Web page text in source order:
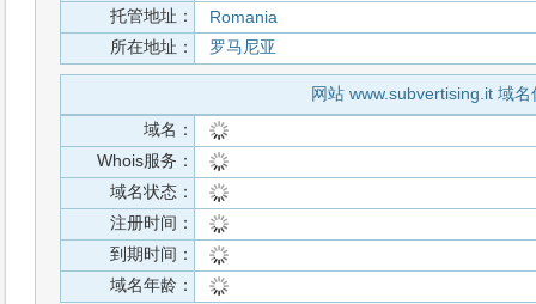
托管地址：
Romania
所在地址：
罗马尼亚
网站 www.subvertising.it 域名
域名：
Whois服务：
域名状态：
注册时间：
到期时间：
域名年龄：